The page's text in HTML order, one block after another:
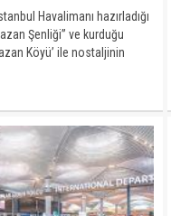
Havalimanı hazırladığı
Şenliği” ve kurduğu
Köyü’ ile nostaljinin
kültürü küresel bir deneyime